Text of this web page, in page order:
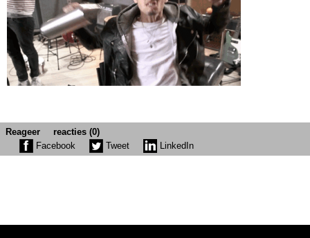
Reageer
reacties (0)
Facebook
Tweet LinkedIn